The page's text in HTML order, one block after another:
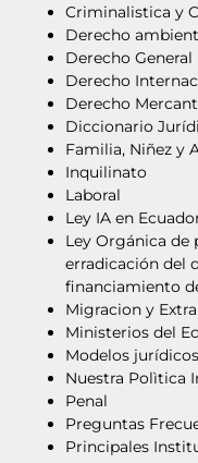
Criminalistica y
Derecho
Derecho
Derecho
Derecho
Diccionario
Familia, Niñez y
Inquilinato
Laboral
Ley IA en
Ley Orgánica de
erradicación del
financiamiento
Migracion y
Ministerios del
Modelos jurídicos
Nuestra Polìtica
Penal
Preguntas
Principales